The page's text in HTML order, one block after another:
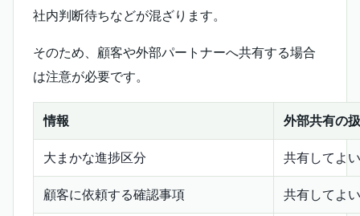
社内判断待ちなどが混ざります。
そのため、顧客や外部パートナーへ共有する場合
は注意が必要です。
情報 外部共有の
大まかな進捗区分 共有してよ
顧客に依頼する確認事項 共有してよい